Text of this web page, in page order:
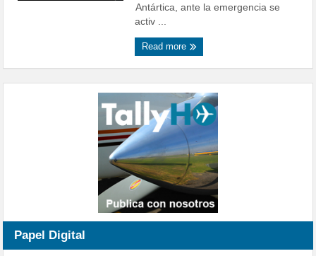
Antártica, ante la emergencia se
activ ...
Read more
Papel Digital